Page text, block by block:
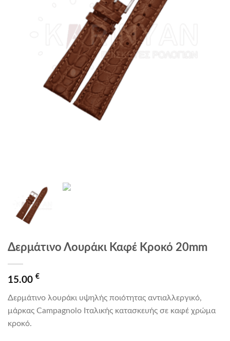
Δερμάτινο Λουράκι Καφέ Κροκό 20mm
15.00 €
Δερμάτινο λουράκι υψηλής ποιότητας αντιαλλεργικό,
μάρκας Campagnolo Ιταλικής κατασκευής σε καφέ χρώμα
κροκό.